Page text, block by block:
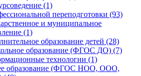
(1)
переподготовки (93)
и муниципальное
(1)
образование детей (28)
образование (ФГОС ДО) (7)
технологии (1)
образование (ФГОС НОО, ООО,